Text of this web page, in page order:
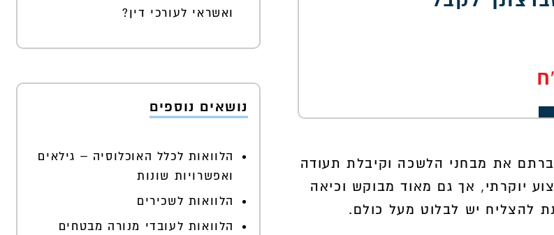
3,000
את מבחני הלשכה וקיבלת תעודה
יוקרתי, אך גם מאוד מבוקש וכיאה
להצליח יש לבלוט מעל כולם.
ואשראי לעורכי דין?
נושאים נוספים
הלוואות לכלל האוכלוסיה – גילאים
ואפשרויות שונות
הלוואות לשכירים
הלוואות לעובדי מנורה מבטחים